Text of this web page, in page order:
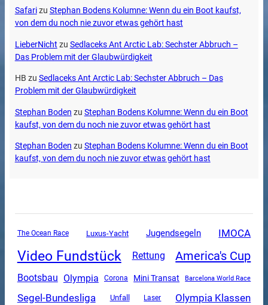
Safarizu Stephan Bodens Kolumne: Wenn du ein Boot kaufst,
von dem du noch nie zuvor etwas gehört hast
LieberNicht zu Sedlaceks Ant Arctic Lab: Sechster Abbruch –
Das Problem mit der Glaubwürdigkeit
HB zu Sedlaceks Ant Arctic Lab: Sechster Abbruch – Das
Problem mit der Glaubwürdigkeit
Stephan Boden zu Stephan Bodens Kolumne: Wenn du ein Boot
kaufst, von dem du noch nie zuvor etwas gehört hast
Stephan Boden zu Stephan Bodens Kolumne: Wenn du ein Boot
kaufst, von dem du noch nie zuvor etwas gehört hast
The Ocean Race Luxus-Yacht Jugendsegeln IMOCA
Video Fundstück Rettung America's Cup
Bootsbau Olympia Corona Mini Transat Barcelona World Race
Segel-Bundesliga Unfall Laser Olympia Klassen